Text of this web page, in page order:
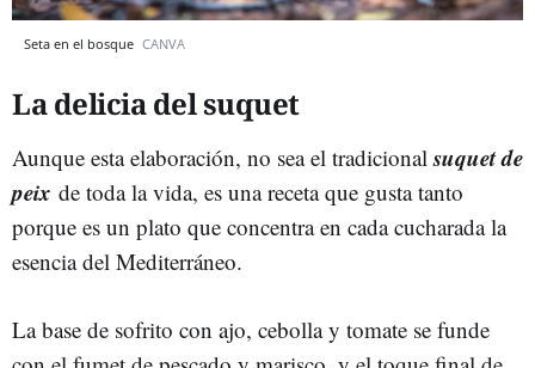
Seta en el bosque CANVA
La delicia del suquet
Aunque esta elaboración, no sea el tradicionalsuquet de
peix de toda la vida, es una receta que gusta tanto
porque es un plato que concentra en cada cucharada la
esencia del Mediterráneo.
La base de sofrito con ajo, cebolla y tomate se funde